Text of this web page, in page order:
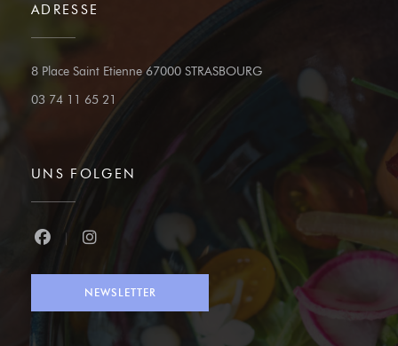
ADRESSE
8 Place Saint Etienne 67000 STRASBOURG((öffnet ein neues
03 74 11 65 21
UNS FOLGEN
Facebook ((öffnet ein neues Fenster))
Instagram ((öffnet ein neues Fenster))
NEWSLETTER